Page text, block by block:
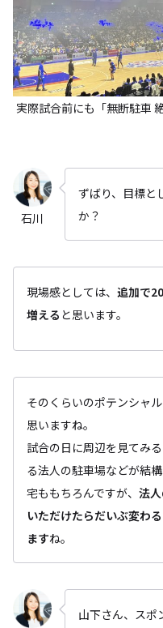
実際試合前にも「無断駐車
石川
ずばり、目標と
か？
現場感としては、 追加で
増える と思います。
そのくらいのポテンシャ
思いますね。
試合の日に周辺を見てみ
る法人の駐車場などが結
宅ももちろんですが、 法
いただけたらだいぶ変わ
ますね。
山下さん、スポ